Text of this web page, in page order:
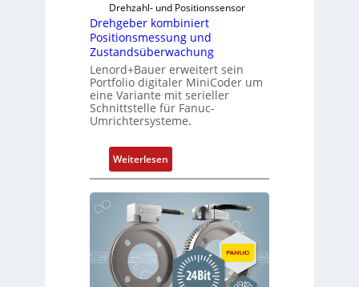
ü
r
d
i
e
A
w
e
u
n
g
k
e
b
r
i
n
g
e
G
5
G
a
Drehzahl- und Positionssensor
Drehgeber kombiniert
Positionsmessung und
Zustandsüberwachung
Lenord+Bauer erweitert sein
Portfolio digitaler MiniCoder um
eine Variante mit serieller
Schnittstelle für Fanuc-
Umrichtersysteme.
Weiterlesen:
D
r
e
g
e
b